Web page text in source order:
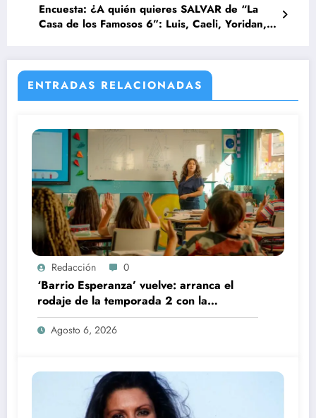
Encuesta: ¿A quién quieres SALVAR de “La
Casa de los Famosos 6”: Luis, Caeli, Yoridan,
ENTRADAS RELACIONADAS
Redacción 0
‘Barrio Esperanza’ vuelve: arranca el
rodaje de la temporada 2 con la
incorporación de María Castro
Agosto 6, 2026